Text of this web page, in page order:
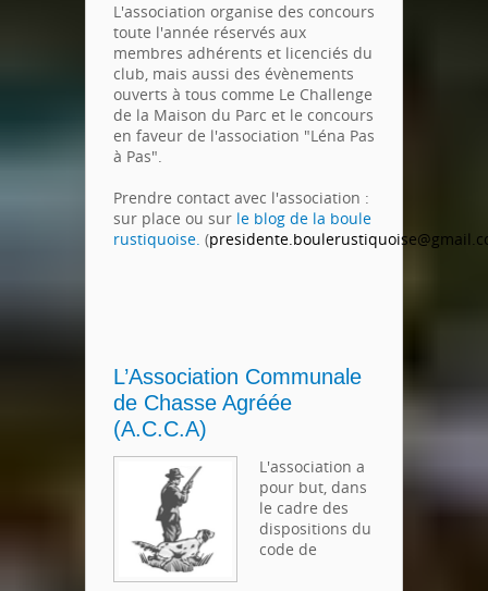
L'association organise des concours
toute l'année réservés aux
membres adhérents et licenciés du
club, mais aussi des évènements
ouverts à tous comme Le Challenge
de la Maison du Parc et le concours
en faveur de l'association "Léna Pas
à Pas".
Prendre contact avec l'association :
sur place ou sur le blog de la boule
rustiquoise. (
L’Association Communale
de Chasse Agréée
(A.C.C.A)
L'association a
pour but, dans
le cadre des
dispositions du
code de